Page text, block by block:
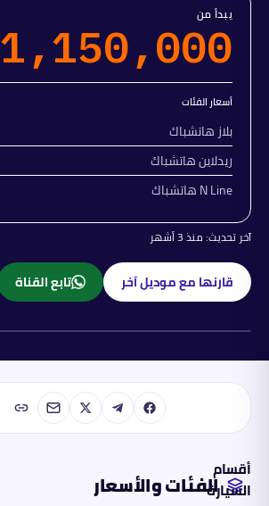
يبدأ من
1,150,000
أسعار الفئات
بلاز هاتشباك
ريدلاين هاتشباك
N Line هاتشباك
آخر تحديث:منذ 3 أشهر
قارنها مع موديل آخر تابع القناة
أقسام
السيارةالفئات والأسعار